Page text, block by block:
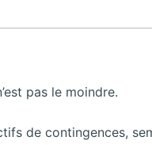
pas le moindre.
de contingences,